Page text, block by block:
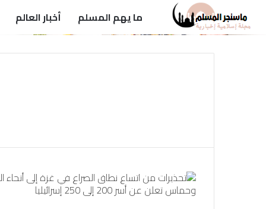
ما يهم المسلم أخبار العالم